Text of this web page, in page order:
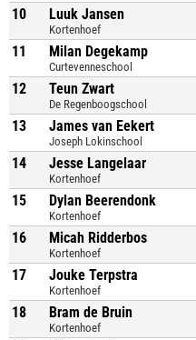
10 Luuk Jansen
Kortenhoef
11 Milan Degekamp
Curtevenneschool
12 Teun Zwart
De Regenboogschool
13 James van Eekert
Joseph Lokinschool
14 Jesse Langelaar
Kortenhoef
15 Dylan Beerendonk
Kortenhoef
16 Micah Ridderbos
Kortenhoef
17 Jouke Terpstra
Kortenhoef
18 Bram de Bruin
Kortenhoef